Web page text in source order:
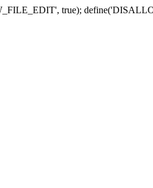
true);